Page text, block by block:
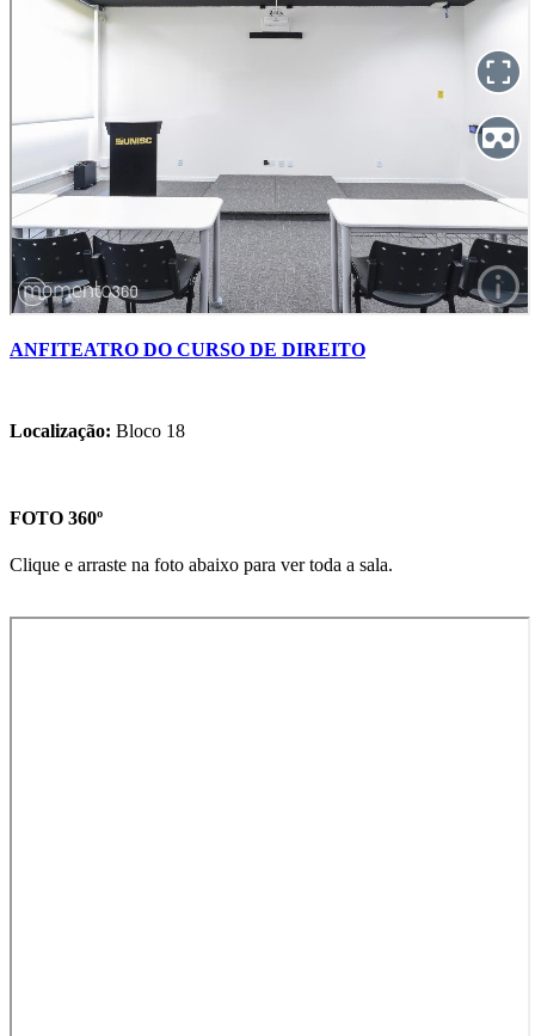
ANFITEATRO DO CURSO DE DIREITO
Localização: Bloco 18
FOTO 360º
Clique e arraste na foto abaixo para ver toda a sala.